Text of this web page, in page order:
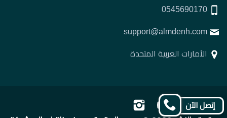
الأمارات العربية المتحدة
تابعنا
تابعنا
تابعنا
إتصل الآن